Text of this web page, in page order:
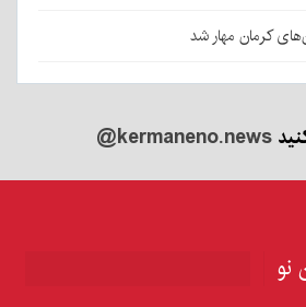
کرمان مهار شد
@kermaneno.news
نو